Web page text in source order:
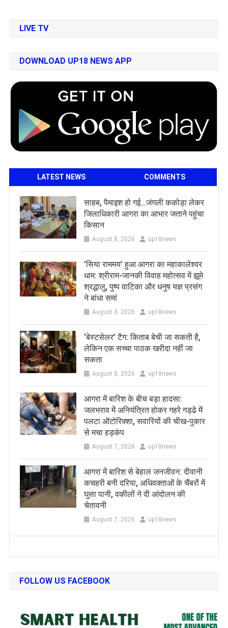
LIVE TV
DOWNLOAD UP18 NEWS APP
LATEST NEWS COMMENTS
साहब, पैमाइश हो गई…जंगली ककोड़ा लेकर
जिलाधिकारी आगरा का आभार जताने पहुंचा
किसान
August 8, 2026 up18news
​’सिया राममय’ हुआ आगरा का महाकालेश्वर
धाम: श्रीराम-जानकी विवाह महोत्सव में झूमे
श्रद्धालु, पुष्प वाटिका और धनुष यज्ञ प्रसंग
ने बांधा समां
August 8, 2026 up18news
‘बेस्टसेलर’ टैग: किताब बेची जा सकती है,
लेकिन एक सच्चा पाठक खरीदा नहीं जा
सकता
August 8, 2026 up18news
आगरा में बारिश के बीच बड़ा हादसा:
जलभराव में अनियंत्रित होकर गहरे गड्ढे में
पलटा ऑटोरिक्शा, सवारियों की चीख-पुकार
से मचा हड़कंप
August 7, 2026 up18news
आगरा में बारिश से बेहाल जनजीवन: दीवानी
कचहरी बनी दरिया, अधिवक्ताओं के चैंबरों में
घुसा पानी, वकीलों ने दी आंदोलन की
चेतावनी
August 7, 2026 up18news
FOLLOW US FACEBOOK